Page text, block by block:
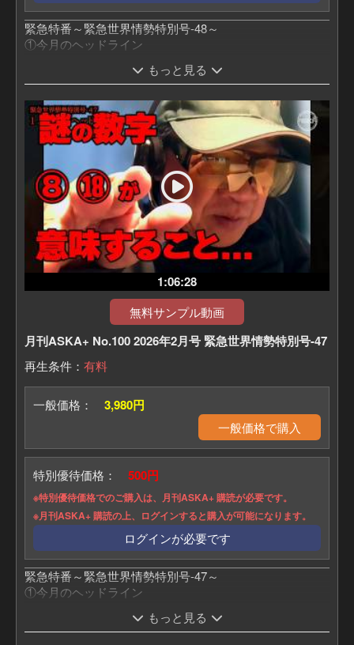
緊急特番～緊急世界情勢特別号-48～
①今月のヘッドライン
③高市総理と自民党のこれから
⑤筒粥神示'26：三分七厘を読み解くと…
⑥選挙後の日本とアメリカの作戦
⑦諏訪湖とは、諏訪大社とは
⑧危険な3月が始まった! どうなる!? 日本
⑨3という数字と飛鳥昭雄の移転先
です。
もっと見る
1:06:28
無料サンプル動画
月刊ASKA+ No.100 2026年2月号 緊急世界情勢特別号-47
再生条件： 有料
一般価格： 3,980円
一般価格で購入
特別優待価格： 500円
※特別優待価格でのご購入は、月刊ASKA+ 購読が必要です。
※月刊ASKA+ 購読の上、ログインすると購入が可能になります。
ログインが必要です
緊急特番～緊急世界情勢特別号-47～
①今月のヘッドライン
③日月神示の預言、再度紐解く
もっと見る